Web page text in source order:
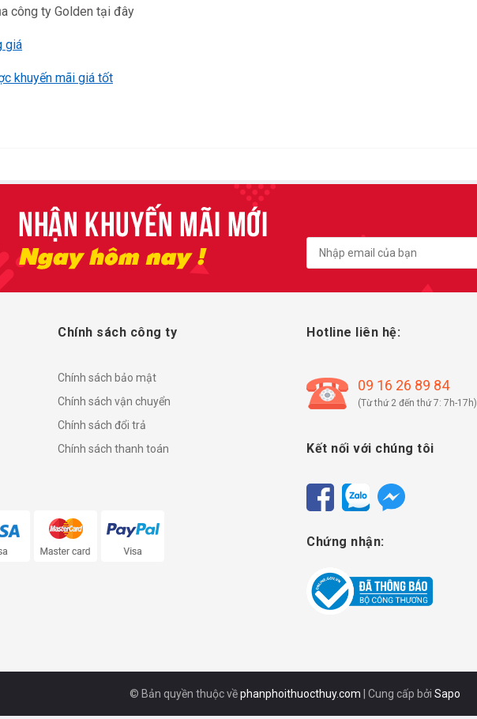
công ty Golden tại đây
giá
khuyến mãi giá tốt
Chính sách công ty
Chính sách bảo mật
Chính sách vận chuyển
Chính sách đổi trả
Chính sách thanh toán
Hotline liên hệ:
09 16 26 89 84
(Từ thứ 2 đến thứ 7: 7h-17h)
Kết nối với chúng tôi
Chứng nhận:
© Bản quyền thuộc vềphanphoithuocthuy.com | Cung cấp bởi Sapo